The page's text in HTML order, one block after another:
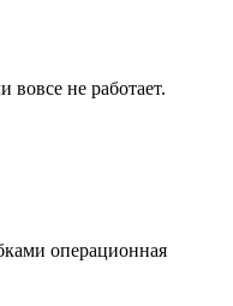
не работает.
операционная